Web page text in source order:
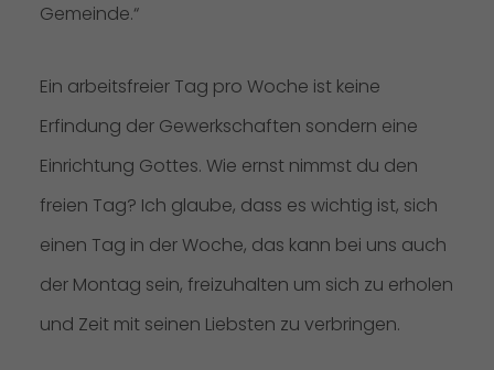
Gemeinde.“
Ein arbeitsfreier Tag pro Woche ist keine
Erfindung der Gewerkschaften sondern eine
Einrichtung Gottes. Wie ernst nimmst du den
freien Tag? Ich glaube, dass es wichtig ist, sich
einen Tag in der Woche, das kann bei uns auch
der Montag sein, freizuhalten um sich zu erholen
und Zeit mit seinen Liebsten zu verbringen.